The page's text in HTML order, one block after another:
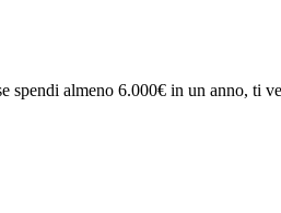
almeno 6.000€ in un anno, ti